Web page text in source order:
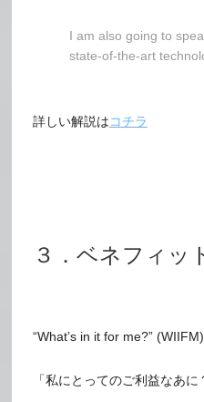
I am also going to
state-of-the-art
詳しい解説はコチラ
３．ベネフィッ
“What’s in it for me?” (WIIFM)
「私にとってのご利益なあに